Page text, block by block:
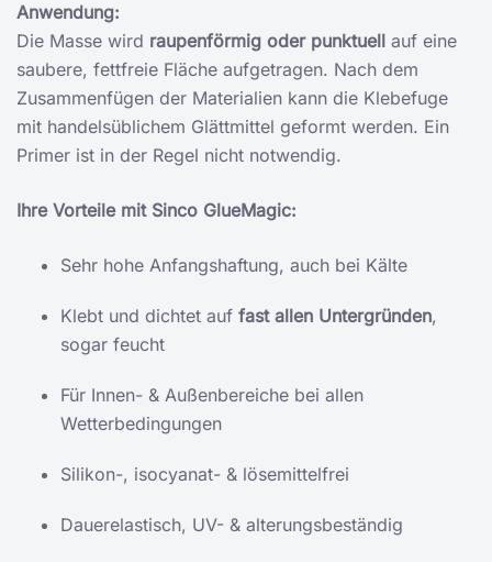
Anwendung:
Die Masse wird raupenförmig oder punktuell auf eine
saubere, fettfreie Fläche aufgetragen. Nach dem
Zusammenfügen der Materialien kann die Klebefuge
mit handelsüblichem Glättmittel geformt werden. Ein
Primer ist in der Regel nicht notwendig.
Ihre Vorteile mit Sinco GlueMagic:
Sehr hohe Anfangshaftung, auch bei Kälte
Klebt und dichtet auf fast allen Untergründen,
sogar feucht
Für Innen- & Außenbereiche bei allen
Wetterbedingungen
Silikon-, isocyanat- & lösemittelfrei
Dauerelastisch, UV- & alterungsbeständig